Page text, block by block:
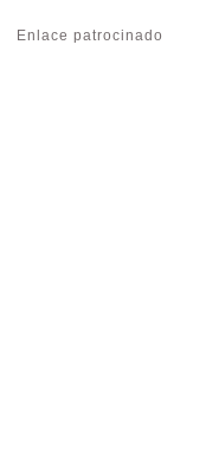
Enlace patrocinado